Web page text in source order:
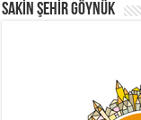
Sakİn Şehİr GÖYNÜK